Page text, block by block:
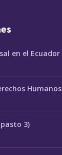
en el Ecuador
Humanos
3)